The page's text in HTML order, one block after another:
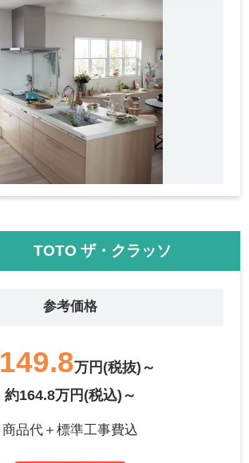
TOTO ザ・クラッソ
参考価格
149.8万円(税抜)～
約164.8万円(税込)～
商品代＋標準工事費込